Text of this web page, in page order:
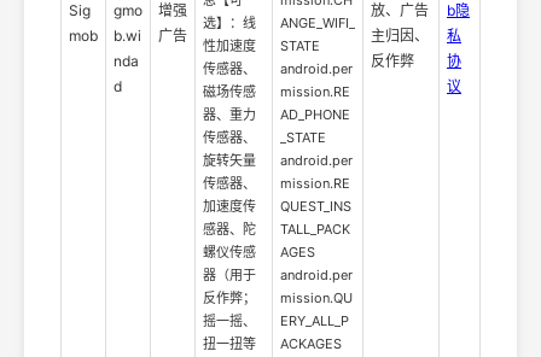
Sig
mob
gmo
b.wi
nda
d
增强
广告
选】：线
性加速度
传感器、
磁场传感
器、重力
传感器、
旋转矢量
传感器、
加速度传
感器、陀
螺仪传感
器（用于
反作弊；
摇一摇、
扭一扭等
ANGE_WIFI_
STATE
android.per
mission.RE
AD_PHONE
_STATE
android.per
mission.RE
QUEST_INS
TALL_PACK
AGES
android.per
mission.QU
ERY_ALL_P
ACKAGES
放、广告
主归因、
反作弊
b隐
私
协
议